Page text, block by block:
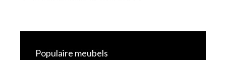
Populaire meubels